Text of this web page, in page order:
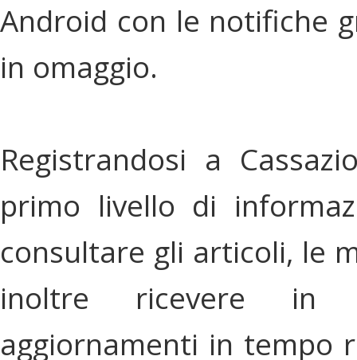
Android con le notifiche
in omaggio.
Registrandosi a
primo livello di
consultare gli articoli, le
inoltre ricevere in
aggiornamenti in tempo